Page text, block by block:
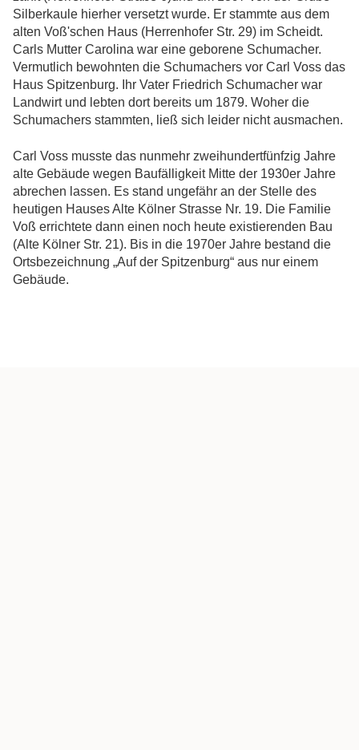
Silberkaule hierher versetzt wurde. Er stammte aus dem
alten Voß'schen Haus (Herrenhofer Str. 29) im Scheidt.
Carls Mutter Carolina war eine geborene Schumacher.
Vermutlich bewohnten die Schumachers vor Carl Voss das
Haus Spitzenburg. Ihr Vater Friedrich Schumacher war
Landwirt und lebten dort bereits um 1879. Woher die
Schumachers stammten, ließ sich leider nicht ausmachen.
Carl Voss musste das nunmehr zweihundertfünfzig Jahre
alte Gebäude wegen Baufälligkeit Mitte der 1930er Jahre
abrechen lassen. Es stand ungefähr an der Stelle des
heutigen Hauses Alte Kölner Strasse Nr. 19. Die Familie
Voß errichtete dann einen noch heute existierenden Bau
(Alte Kölner Str. 21). Bis in die 1970er Jahre bestand die
Ortsbezeichnung „Auf der Spitzenburg“ aus nur einem
Gebäude.